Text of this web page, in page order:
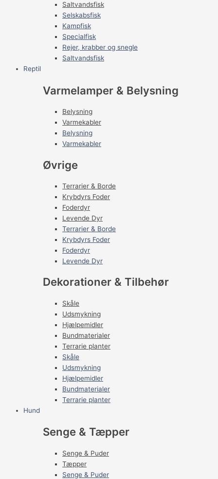
Saltvandsfisk
Selskabsfisk
Kampfisk
Specialfisk
Rejer, krabber og snegle
Saltvandsfisk
Reptil
Varmelamper & Belysning
Belysning
Varmekabler
Belysning
Varmekabler
Øvrige
Terrarier & Borde
Krybdyrs Foder
Foderdyr
Levende Dyr
Terrarier & Borde
Krybdyrs Foder
Foderdyr
Levende Dyr
Dekorationer & Tilbehør
Skåle
Udsmykning
Hjælpemidler
Bundmaterialer
Terrarie planter
Skåle
Udsmykning
Hjælpemidler
Bundmaterialer
Terrarie planter
Hund
Senge & Tæpper
Senge & Puder
Tæpper
Senge & Puder